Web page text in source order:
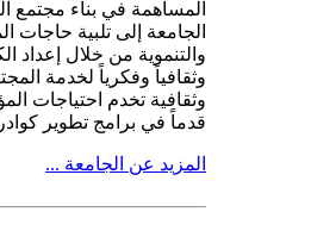
المساهمة في بناء مجتمع
الجامعة إلى تلبية حاجات
والتنموية من خلال إعداد
وثقافياً وفكرياً لخدمة
وثقافية تخدم احتياجات
قدماً في برامج تطوير
المزيد عن الجامعة ...